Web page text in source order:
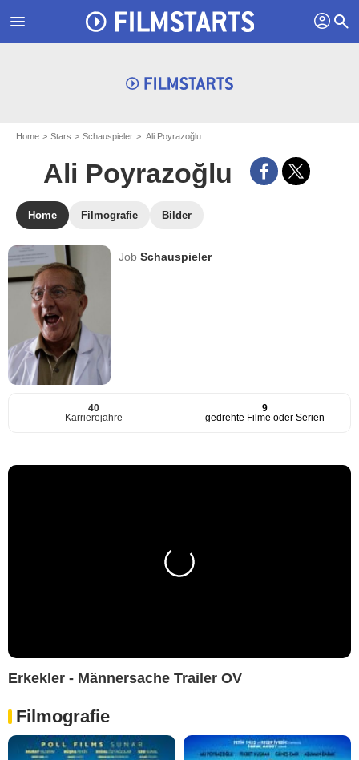
menu profil search
Home Stars Schauspieler Ali Poyrazoğlu
Ali Poyrazoğlu
Home Filmografie Bilder
JobSchauspieler
40
Karrierejahre
9
gedrehte Filme oder Serien
Erkekler - Männersache Trailer OV
Filmografie